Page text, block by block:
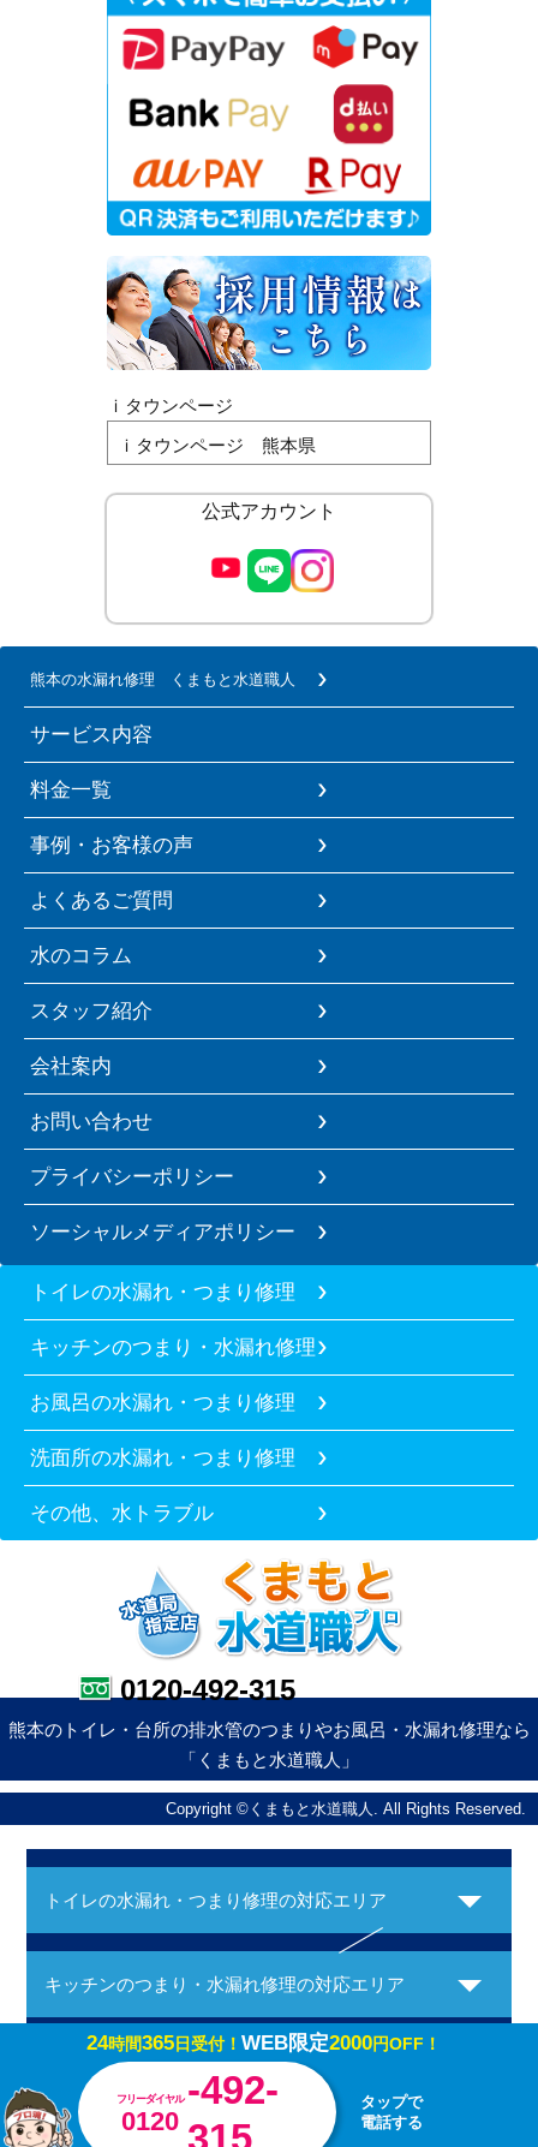
ｉタウンページ
ｉタウンページ 熊本県
公式アカウント
熊本の水漏れ修理 くまもと水道職人
サービス内容
料金一覧
事例・お客様の声
よくあるご質問
水のコラム
スタッフ紹介
会社案内
お問い合わせ
プライバシーポリシー
ソーシャルメディアポリシー
トイレの水漏れ・つまり修理
キッチンのつまり・水漏れ修理
お風呂の水漏れ・つまり修理
洗面所の水漏れ・つまり修理
その他、水トラブル
0120-492-315
熊本のトイレ・台所の排水管のつまりやお風呂・水漏れ修理なら
「くまもと水道職人」
Copyright ©くまもと水道職人. All Rights Reserved.
トイレの水漏れ・つまり修理の対応エリア
キッチンのつまり・水漏れ修理の対応エリア
お風呂の水漏れ・つまり修理の対応エリア
24時間365日受付！ WEB限定2000円OFF！
フリーダイヤル
0120
-492-
315
タップで
電話する